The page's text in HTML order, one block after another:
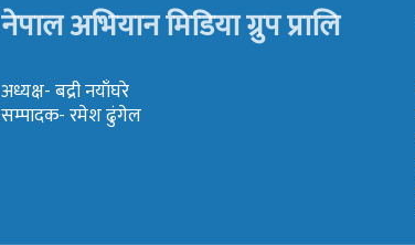
नेपाल अभियान मिडिया ग्रुप प्रालि
अध्यक्ष- बद्री नयाँघरे
सम्पादक- रमेश ढुंगेल